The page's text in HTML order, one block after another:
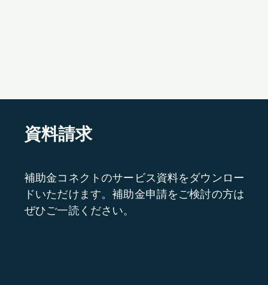
資料請求
補助金コネクトのサービス資料をダウンロー
ドいただけます。補助金申請をご検討の方は
ぜひご一読ください。